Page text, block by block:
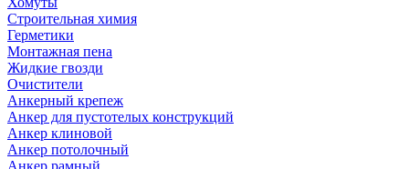
Строительная химия
Герметики
Монтажная пена
Жидкие гвозди
Очистители
Анкерный крепеж
Анкер для пустотелых конструкций
Анкер клиновой
Анкер потолочный
Анкер рамный